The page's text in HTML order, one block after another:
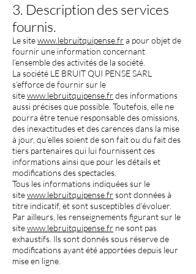
3. Description des services
fournis.
Le sitewww.lebruitquipense.fr a pour objet de
fournir une information concernant
l’ensemble des activités de la société.
La société LE BRUIT QUI PENSE SARL
s’efforce de fournir sur le
sitewww.lebruitquipense.fr des informations
aussi précises que possible. Toutefois, elle ne
pourra être tenue responsable des omissions,
des inexactitudes et des carences dans la mise
à jour, qu’elles soient de son fait ou du fait des
tiers partenaires qui lui fournissent ces
informations ainsi que pour les détails et
modifications des spectacles.
Tous les informations indiquées sur le
sitewww.lebruitquipense.fr sont données à
titre indicatif, et sont susceptibles d’évoluer.
Par ailleurs, les renseignements figurant sur le
sitewww.lebruitquipense.fr ne sont pas
exhaustifs. Ils sont donnés sous réserve de
modifications ayant été apportées depuis leur
mise en ligne.